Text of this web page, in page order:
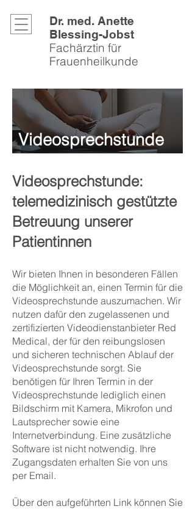
Dr. med. Anette
Blessing-Jobst
Fachärztin für
Frauenheilkunde
Videosprechstunde
Videosprechstunde:
telemedizinisch gestützte
Betreuung unserer
Patientinnen
Wir bieten Ihnen in besonderen Fällen
die Möglichkeit an, einen Termin für die
Videosprechstunde auszumachen. Wir
nutzen dafür den zugelassenen und
zertifizierten Videodienstanbieter Red
Medical, der für den reibungslosen
und sicheren technischen Ablauf der
Videosprechstunde sorgt. Sie
benötigen für Ihren Termin in der
Videosprechstunde lediglich einen
Bildschirm mit Kamera, Mikrofon und
Lautsprecher sowie eine
Internetverbindung. Eine zusätzliche
Software ist nicht notwendig. Ihre
Zugangsdaten erhalten Sie von uns
per Email.​​
Über den aufgeführten Link können Sie